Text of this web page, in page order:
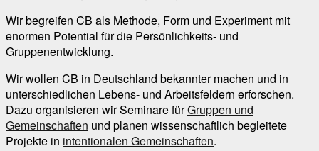
Wir begreifen CB als Methode, Form und Experiment mit
enormen Potential für die Persönlichkeits- und
Gruppenentwicklung.
Wir wollen CB in Deutschland bekannter machen und in
unterschiedlichen Lebens- und Arbeitsfeldern erforschen.
Dazu organisieren wir Seminare fürGruppen und
Gemeinschaften und planen wissenschaftlich begleitete
Projekte in intentionalen Gemeinschaften.